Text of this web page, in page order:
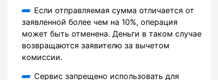
Если отправляемая сумма отличается от
заявленной более чем на 10%, операция
может быть отменена. Деньги в таком случае
возвращаются заявителю за вычетом
комиссии.
Сервис запрещено использовать для